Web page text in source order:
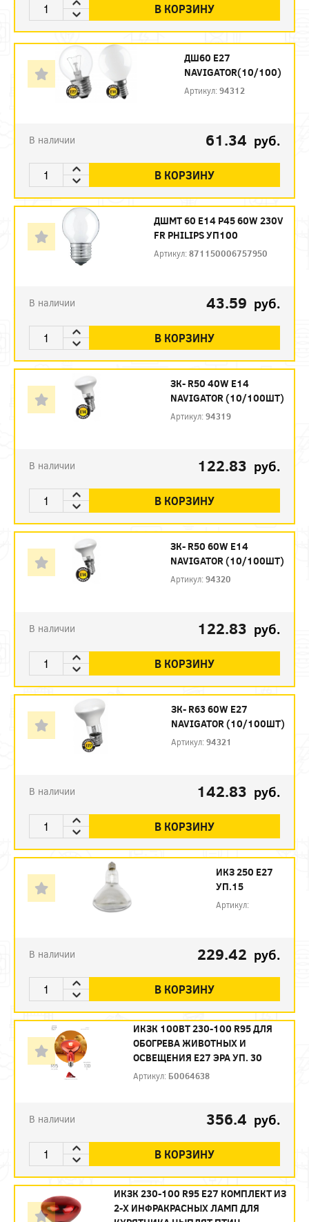
В КОРЗИНУ
ДШ60 Е27
NAVIGATOR(10/100)
Артикул:94312
В наличии 61.34 руб.
В КОРЗИНУ
ДШМТ 60 Е14 P45 60W 230V
FR PHILIPS УП100
Артикул:871150006757950
В наличии 43.59 руб.
В КОРЗИНУ
ЗК- R50 40W E14
NAVIGATOR (10/100ШТ)
Артикул:94319
В наличии 122.83 руб.
В КОРЗИНУ
ЗК- R50 60W E14
NAVIGATOR (10/100ШТ)
Артикул:94320
В наличии 122.83 руб.
В КОРЗИНУ
ЗК- R63 60W E27
NAVIGATOR (10/100ШТ)
Артикул:94321
В наличии 142.83 руб.
В КОРЗИНУ
ИКЗ 250 Е27
УП.15
Артикул:
В наличии 229.42 руб.
В КОРЗИНУ
ИКЗК 100ВТ 230-100 R95 ДЛЯ
ОБОГРЕВА ЖИВОТНЫХ И
ОСВЕЩЕНИЯ Е27 ЭРА УП. 30
Артикул: Б0064638
В наличии 356.4 руб.
В КОРЗИНУ
ИКЗК 230-100 R95 E27 КОМПЛЕКТ ИЗ
2-Х ИНФРАКРАСНЫХ ЛАМП ДЛЯ